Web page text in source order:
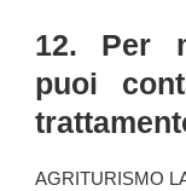
12. Per
puoi
AGRITURISMO